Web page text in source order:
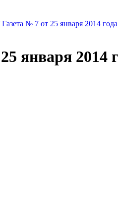
Газета № 7 от 25 января 2014 года
января 2014